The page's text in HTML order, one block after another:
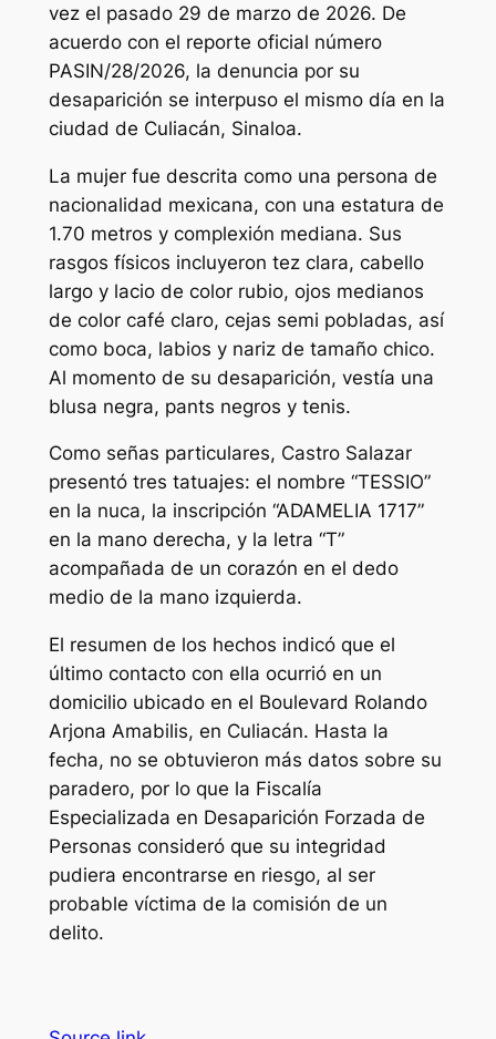
vez el pasado 29 de marzo de 2026. De
acuerdo con el reporte oficial número
PASIN/28/2026, la denuncia por su
desaparición se interpuso el mismo día en la
ciudad de Culiacán, Sinaloa.
La mujer fue descrita como una persona de
nacionalidad mexicana, con una estatura de
1.70 metros y complexión mediana. Sus
rasgos físicos incluyeron tez clara, cabello
largo y lacio de color rubio, ojos medianos
de color café claro, cejas semi pobladas, así
como boca, labios y nariz de tamaño chico.
Al momento de su desaparición, vestía una
blusa negra, pants negros y tenis.
Como señas particulares, Castro Salazar
presentó tres tatuajes: el nombre “TESSIO”
en la nuca, la inscripción “ADAMELIA 1717”
en la mano derecha, y la letra “T”
acompañada de un corazón en el dedo
medio de la mano izquierda.
El resumen de los hechos indicó que el
último contacto con ella ocurrió en un
domicilio ubicado en el Boulevard Rolando
Arjona Amabilis, en Culiacán. Hasta la
fecha, no se obtuvieron más datos sobre su
paradero, por lo que la Fiscalía
Especializada en Desaparición Forzada de
Personas consideró que su integridad
pudiera encontrarse en riesgo, al ser
probable víctima de la comisión de un
delito.